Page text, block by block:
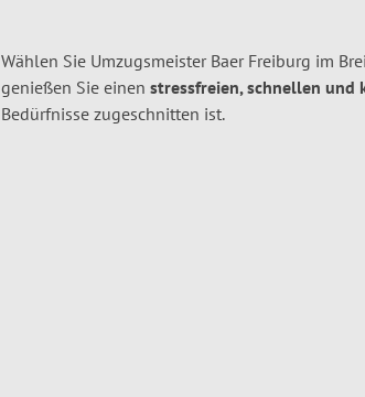
Wählen Sie Umzugsmeister Baer Freiburg im
genießen Sie einen stressfreien, schnellen und
Bedürfnisse zugeschnitten ist.